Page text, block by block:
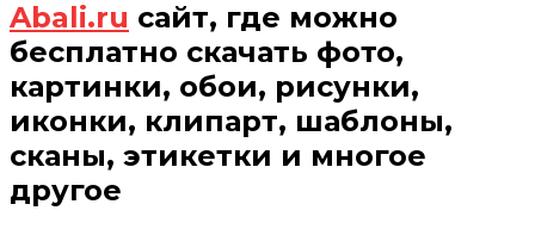
Abali.ru сайт, где можно
бесплатно скачать фото,
картинки, обои, рисунки,
иконки, клипарт, шаблоны,
сканы, этикетки и многое
другое